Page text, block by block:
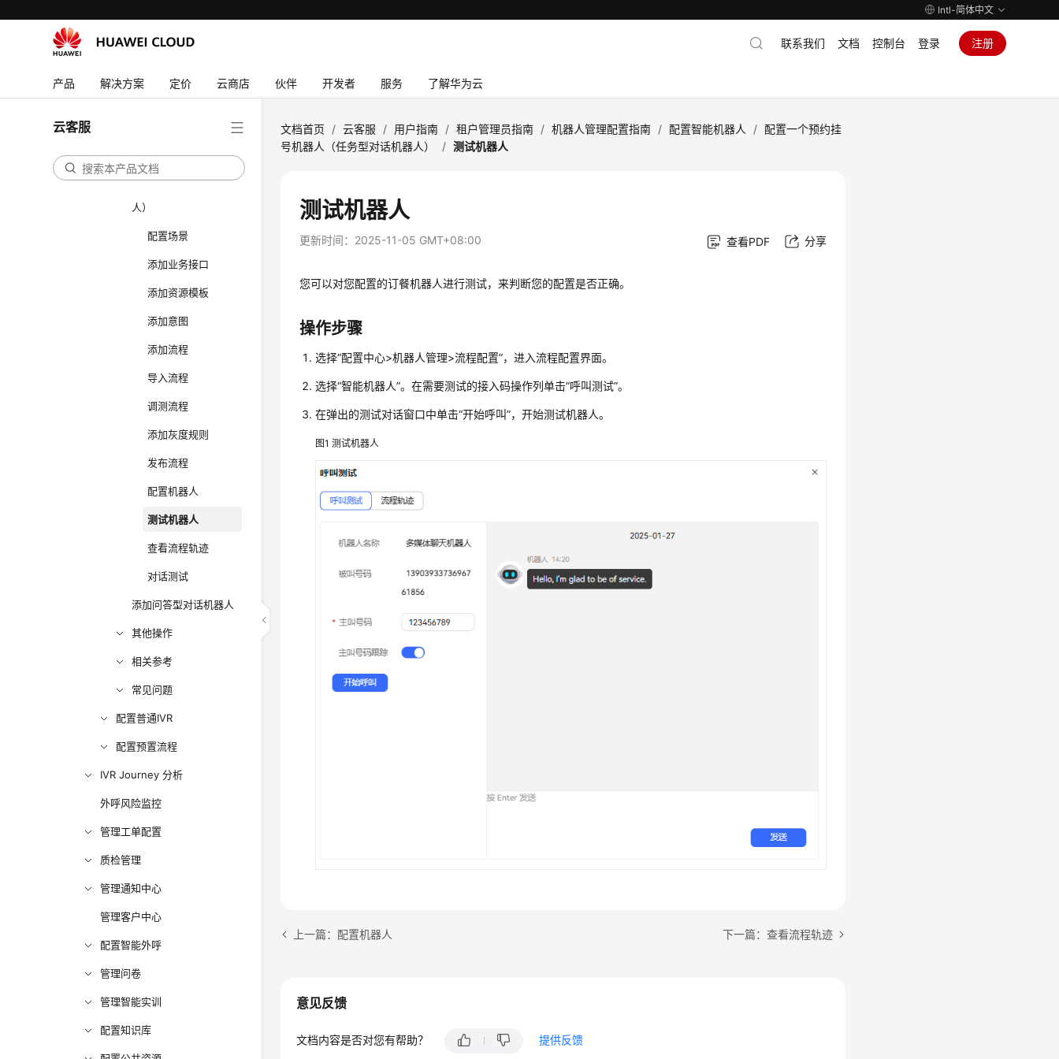
Intl-简体中文
产品 解决方案 定价 云商店 伙伴 开发者 服务 了解华为云
联系我们 文档 控制台 登录 注册
云客服
快速入门
配置一个预约挂号机器
人）
配置场景
添加业务接口
添加资源模板
添加意图
添加流程
导入流程
调测流程
添加灰度规则
发布流程
配置机器人
测试机器人
查看流程轨迹
对话测试
添加问答型对话机器人
其他操作
相关参考
常见问题
配置普通IVR
配置预置流程
IVR Journey 分析
外呼风险监控
管理工单配置
质检管理
管理通知中心
管理客户中心
配置智能外呼
管理问卷
管理智能实训
配置知识库
文档首页 / 云客服 / 用户指南 / 租户管理员指南 / 机器人管理配置指南 / 配置智能机器人 / 配置一个预约挂
号机器人（任务型对话机器人）
/ 测试机器人
测试机器人
更新时间： 2025-11-05 GMT+08:00 查看PDF 分享
您可以对您配置的订餐机器人进行测试，来判断您的配置是否正确。
操作步骤
选择“配置中心>机器人管理>流程配置”，进入流程配置界面。
选择“智能机器人”。在需要测试的接入码操作列单击“呼叫测试”。
在弹出的测试对话窗口中单击“开始呼叫”，开始测试机器人。
图1测试机器人
上一篇：配置机器人 下一篇：查看流程轨迹
意见反馈
文档内容是否对您有帮助？ 提供反馈